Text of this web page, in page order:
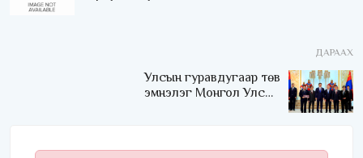
ДАРААХ
Улсын гуравдугаар төв
эмнэлэг Монгол Улсын